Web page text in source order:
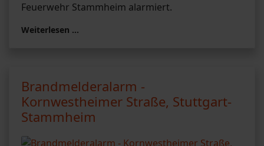
Feuerwehr Stammheim alarmiert.
Weiterlesen …
Brandmelderalarm -
Kornwestheimer Straße, Stuttgart-
Stammheim